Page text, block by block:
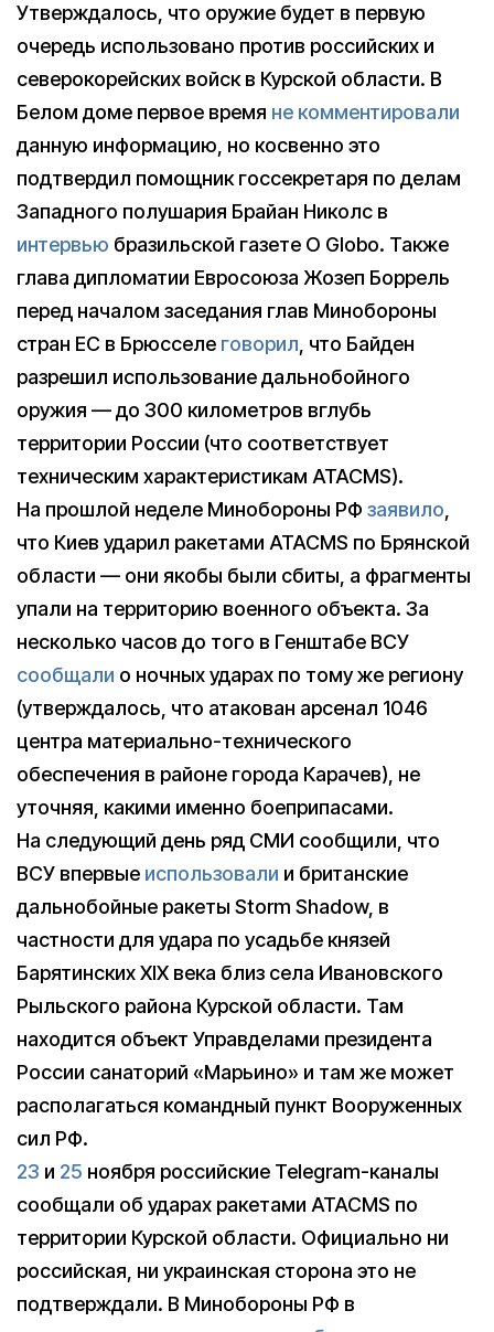
Утверждалось, что оружие будет в первую
очередь использовано против российских и
северокорейских войск в Курской области. В
Белом доме первое время не комментировали
данную информацию, но косвенно это
подтвердил помощник госсекретаря по делам
Западного полушария Брайан Николс в
интервью бразильской газете O Globo. Также
глава дипломатии Евросоюза Жозеп Боррель
перед началом заседания глав Минобороны
стран ЕС в Брюсселе говорил, что Байден
разрешил использование дальнобойного
оружия — до 300 километров вглубь
территории России (что соответствует
техническим характеристикам ATACMS).
На прошлой неделе Минобороны РФ заявило,
что Киев ударил ракетами ATACMS по Брянской
области — они якобы были сбиты, а фрагменты
упали на территорию военного объекта. За
несколько часов до того в Генштабе ВСУ
сообщали о ночных ударах по тому же региону
(утверждалось, что атакован арсенал 1046
центра материально-технического
обеспечения в районе города Карачев), не
уточняя, какими именно боеприпасами.
На следующий день ряд СМИ сообщили, что
ВСУ впервые использовали и британские
дальнобойные ракеты Storm Shadow, в
частности для удара по усадьбе князей
Барятинских XIX века близ села Ивановского
Рыльского района Курской области. Там
находится объект Управделами президента
России санаторий «Марьино» и там же может
располагаться командный пункт Вооруженных
сил РФ.
23 и 25 ноября российские Telegram-каналы
сообщали об ударах ракетами ATACMS по
территории Курской области. Официально ни
российская, ни украинская сторона это не
подтверждали. В Минобороны РФ в